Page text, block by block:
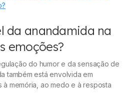
da anandamida na
emoções?
do humor e da sensação de
também está envolvida em
memória, ao medo e à resposta